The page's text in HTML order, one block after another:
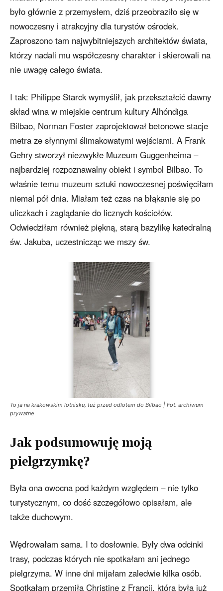
było głównie z przemysłem, dziś przeobraziło się w
nowoczesny i atrakcyjny dla turystów ośrodek.
Zaproszono tam najwybitniejszych architektów świata,
którzy nadali mu współczesny charakter i skierowali na
nie uwagę całego świata.
I tak: Philippe Starck wymyślił, jak przekształcić dawny
skład wina w miejskie centrum kultury Alhóndiga
Bilbao, Norman Foster zaprojektował betonowe stacje
metra ze słynnymi ślimakowatymi wejściami. A Frank
Gehry stworzył niezwykłe Muzeum Guggenheima –
najbardziej rozpoznawalny obiekt i symbol Bilbao. To
właśnie temu muzeum sztuki nowoczesnej poświęciłam
niemal pół dnia. Miałam też czas na błąkanie się po
uliczkach i zaglądanie do licznych kościołów.
Odwiedziłam również piękną, starą bazylikę katedralną
św. Jakuba, uczestnicząc we mszy św.
To ja na krakowskim lotnisku, tuż przed odlotem do Bilbao | Fot. archiwum
prywatne
Jak podsumowuję moją
pielgrzymkę?
Była ona owocna pod każdym względem – nie tylko
turystycznym, co dość szczegółowo opisałam, ale
także duchowym.
Wędrowałam sama. I to dosłownie. Były dwa odcinki
trasy, podczas których nie spotkałam ani jednego
pielgrzyma. W inne dni mijałam zaledwie kilka osób.
Spotkałam przemiłą Christine z Francji, która była już